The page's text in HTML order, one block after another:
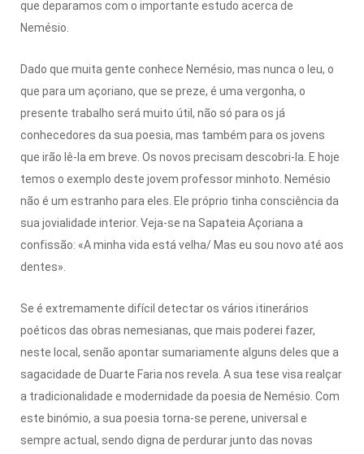
que deparamos com o importante estudo acerca de
Nemésio.
Dado que muita gente conhece Nemésio, mas nunca o leu, o
que para um açoriano, que se preze, é uma vergonha, o
presente trabalho será muito útil, não só para os já
conhecedores da sua poesia, mas também para os jovens
que irão lê-la em breve. Os novos precisam descobri-la. E hoje
temos o exemplo deste jovem professor minhoto. Nemésio
não é um estranho para eles. Ele próprio tinha consciência da
sua jovialidade interior. Veja-se na Sapateia Açoriana a
confissão: «A minha vida está velha/ Mas eu sou novo até aos
dentes».
Se é extremamente difícil detectar os vários itinerários
poéticos das obras nemesianas, que mais poderei fazer,
neste local, senão apontar sumariamente alguns deles que a
sagacidade de Duarte Faria nos revela. A sua tese visa realçar
a tradicionalidade e modernidade da poesia de Nemésio. Com
este binómio, a sua poesia torna-se perene, universal e
sempre actual, sendo digna de perdurar junto das novas